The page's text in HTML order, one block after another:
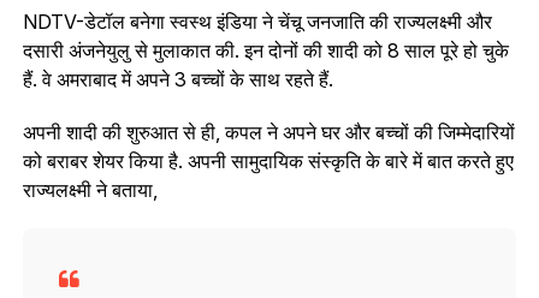
NDTV-डेटॉल बनेगा स्वस्थ इंडिया ने चेंचू जनजाति की राज्यलक्ष्मी और
दसारी अंजनेयुलु से मुलाकात की. इन दोनों की शादी को 8 साल पूरे हो चुके
हैं. वे अमराबाद में अपने 3 बच्चों के साथ रहते हैं.
अपनी शादी की शुरुआत से ही, कपल ने अपने घर और बच्चों की जिम्मेदारियों
को बराबर शेयर किया है. अपनी सामुदायिक संस्कृति के बारे में बात करते हुए
राज्यलक्ष्मी ने बताया,